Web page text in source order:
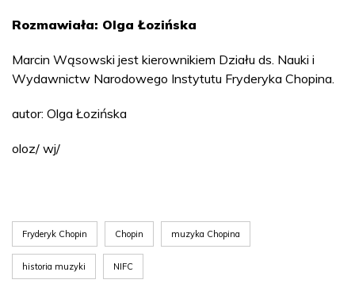
Rozmawiała: Olga Łozińska
Marcin Wąsowski jest kierownikiem Działu ds. Nauki i
Wydawnictw Narodowego Instytutu Fryderyka Chopina.
autor: Olga Łozińska
oloz/ wj/
Fryderyk Chopin Chopin muzyka Chopina
historia muzyki NIFC